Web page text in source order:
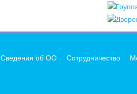
Сведения об ОО Сотрудничество